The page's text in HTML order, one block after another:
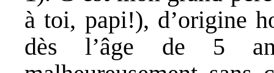
à toi, papi!), d’origine
dès l’âge de 5